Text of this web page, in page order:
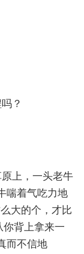
？
上，一头老牛
喘着气吃力地
大的个，才比
你背上拿来一
而不信地